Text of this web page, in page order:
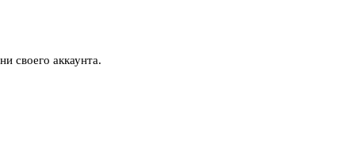
своего аккаунта.